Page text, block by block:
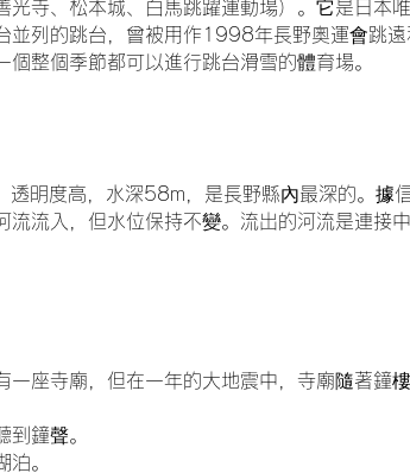
光寺、松本城、白馬跳躍運動場）。 它是日本
並列的跳台，曾被用作1998年長野奧運會跳遠
個整個季節都可以進行跳台滑雪的體育場。
明度高，水深58m，是長野縣內最深的。據
流流入，但水位保持不變。流出的河流是連接
一座寺廟，但在一年的大地震中，寺廟隨著鐘
到鐘聲。
泊。